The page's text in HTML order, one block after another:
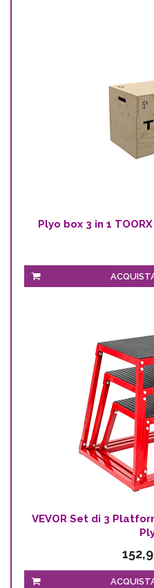
Plyo box 3 in 1
VEVOR Set di 3